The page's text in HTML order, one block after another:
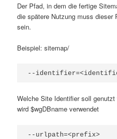
Der Pfad, in dem die fertige
die spätere Nutzung muss dieser
sein.
Beispiel: sitemap/
--
Welche Site Identifier soll
wird $wgDBname verwendet
--urlpath=<prefix>